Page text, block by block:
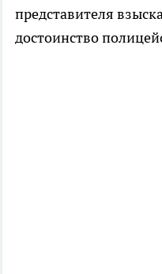
представителя
достоинство